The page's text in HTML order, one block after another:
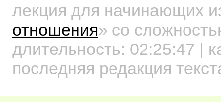
лекция для начинающих
отношения» со
длительность: 02:25:47 |
последняя редакция